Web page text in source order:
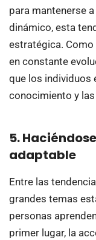
para mantenerse
dinámico, esta
estratégica.
en constante
que los individuos
conocimiento y
5.
adaptable
Entre las
grandes temas
personas
primer lugar, la